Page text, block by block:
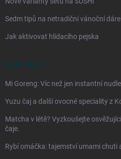
Sedm tipů na netradiční vánoční
Jak aktivovat hlídacího pejska
ASIA BLOG
Mi Goreng: Víc než jen instantní nudle
Yuzu čaj a další ovocné speciality z
Matcha v létě? Vyzkoušejte
čaje.
Rybí omáčka: tajemství umami chuti